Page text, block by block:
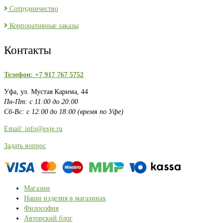
Сотрудничество
Корпоративные заказы
Контакты
Телефон: +7 917 767 5752
Уфа, ул. Мустая Карима, 44
Пн-Пт: с 11:00 до 20:00
Сб-Вс: с 12:00 до 18:00 (время по Уфе)
Email: info@exje.ru
Задать вопрос
Магазин
Наши изделия в магазинах
Философия
Авторский блог